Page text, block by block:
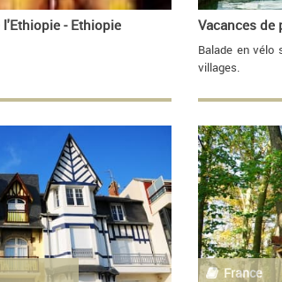
- Ethiopie Vacances de
Balade en vélo
villages.
France